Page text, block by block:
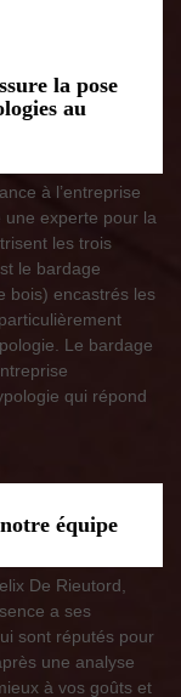
la pose
au
à l’entreprise
experte pour la
les trois
le bardage
bois) encastrés les
Le bardage
qui répond
équipe
De Rieutord,
a ses
sont réputés pour
une analyse
à vos goûts et